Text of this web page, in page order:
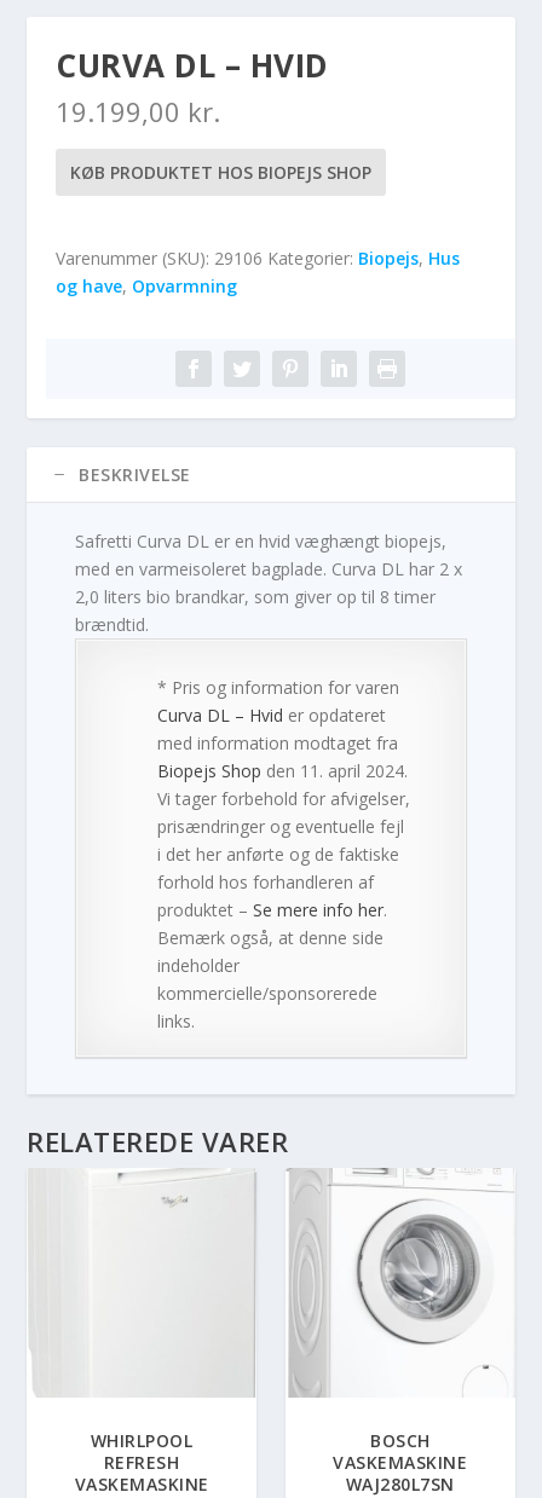
CURVA DL – HVID
19.199,00 kr.
KØB PRODUKTET HOS BIOPEJS SHOP
Varenummer (SKU): 29106 Kategorier: Biopejs, Hus
og have, Opvarmning
BESKRIVELSE
Safretti Curva DL er en hvid væghængt biopejs,
med en varmeisoleret bagplade. Curva DL har 2 x
2,0 liters bio brandkar, som giver op til 8 timer
brændtid.
* Pris og information for varen
Curva DL – Hvid er opdateret
med information modtaget fra
Biopejs Shop den 11. april 2024.
Vi tager forbehold for afvigelser,
prisændringer og eventuelle fejl
i det her anførte og de faktiske
forhold hos forhandleren af
produktet –Se mere info her.
Bemærk også, at denne side
indeholder
kommercielle/sponsorerede
links.
RELATEREDE VARER
WHIRLPOOL
REFRESH
VASKEMASKINE
BOSCH
VASKEMASKINE
WAJ280L7SN